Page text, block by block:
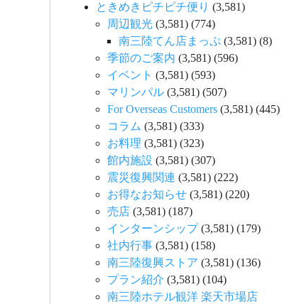
ときめきピチピチ便り (3,581)
周辺観光 (3,581) (774)
南三陸てん店まっぷ (3,581) (8)
季節のご案内 (3,581) (596)
イベント (3,581) (593)
マリンパル (3,581) (507)
For Overseas Customers (3,581) (445)
コラム (3,581) (333)
お料理 (3,581) (323)
館内施設 (3,581) (307)
震災復興関連 (3,581) (222)
お得なお知らせ (3,581) (220)
売店 (3,581) (187)
インターンシップ(3,581) (179)
社内行事 (3,581) (158)
南三陸復興ストア (3,581) (136)
プラン紹介 (3,581) (104)
南三陸ホテル観洋 楽天市場店